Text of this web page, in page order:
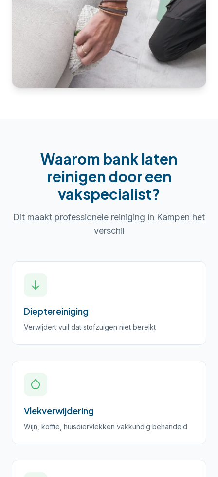
Waarom bank laten
reinigen door een
vakspecialist?
Dit maakt professionele reiniging in Kampen het
verschil
Dieptereiniging
Verwijdert vuil dat stofzuigen niet bereikt
Vlekverwijdering
Wijn, koffie, huisdiervlekken vakkundig behandeld